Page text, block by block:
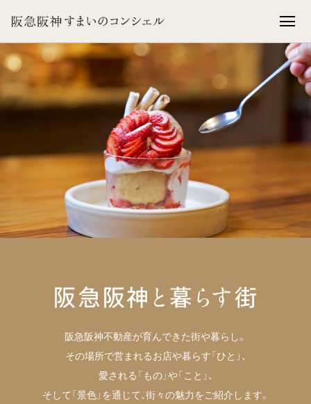
阪急阪神不動産が育んできた街や暮らし。
その場所で営まれるお店や暮らす「ひと」、
愛される「もの」や「こと」、
そして「景色」を通じて、街々の魅力をご紹介します。